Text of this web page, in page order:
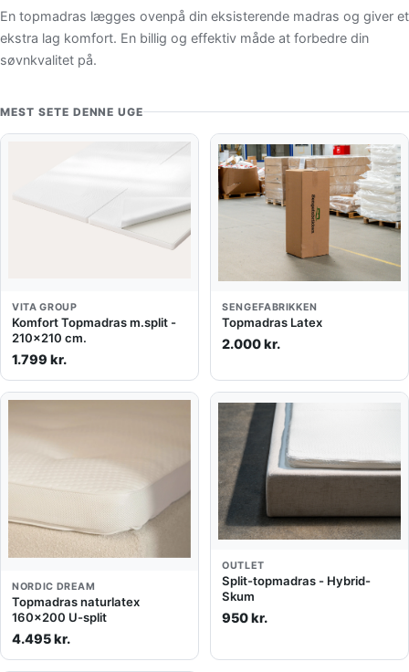
En topmadras lægges ovenpå din eksisterende madras og giver et
ekstra lag komfort. En billig og effektiv måde at forbedre din
søvnkvalitet på.
MEST SETE DENNE UGE
VITA GROUP
Komfort Topmadras m.split -
210x210 cm.
1.799 kr.
SENGEFABRIKKEN
Topmadras Latex
2.000 kr.
NORDIC DREAM
Topmadras naturlatex
160x200 U-split
4.495 kr.
OUTLET
Split-topmadras - Hybrid-
Skum
950 kr.